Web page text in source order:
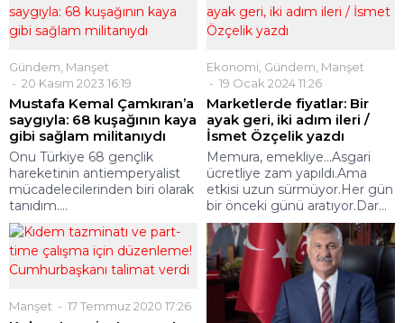
Gündem Manşet
20 Kasım 2023 16:19
Mustafa Kemal Çamkıran’a
saygıyla: 68 kuşağının kaya
gibi sağlam militanıydı
Onu Türkiye 68 gençlik
hareketinin antiemperyalist
mücadelecilerinden biri olarak
tanıdım....
Ekonomi Gündem Manşet
19 Ocak 2024 11:26
Marketlerde fiyatlar: Bir
ayak geri, iki adım ileri /
İsmet Özçelik yazdı
Memura, emekliye…Asgari
ücretliye zam yapıldı.Ama
etkisi uzun sürmüyor.Her gün
bir önceki günü aratıyor.Dar...
Manşet 17 Temmuz 2020 17:26